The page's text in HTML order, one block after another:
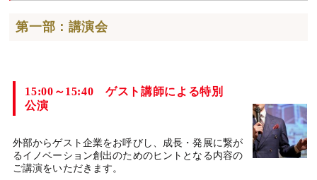
第一部：講演会
15:00～15:40 ゲスト講師による特別
公演
外部からゲスト企業をお呼びし、成長・発展に繋が
るイノベーション創出のためのヒントとなる内容の
ご講演をいただきます。